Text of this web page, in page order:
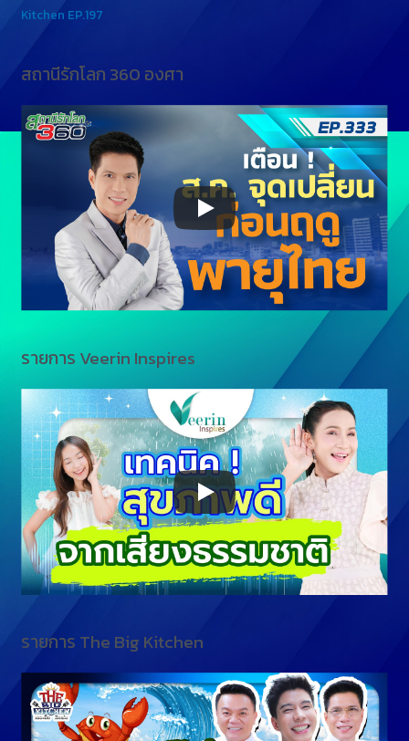
Kitchen EP.197
สถานีรักโลก 360 องศา
รายการ Veerin Inspires
รายการ The Big Kitchen